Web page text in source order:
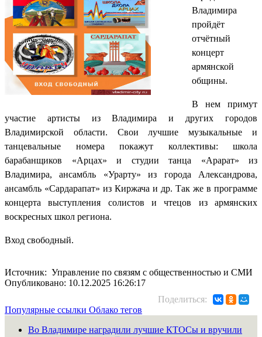
Владимира
пройдёт
отчётный
концерт
армянской
общины.
В нем примут
участие артисты из Владимира и других городов
Владимирской области. Свои лучшие музыкальные и
танцевальные номера покажут коллективы: школа
барабанщиков «Арцах» и студии танца «Арарат» из
Владимира, ансамбль «Урарту» из города Александрова,
ансамбль «Сардарапат» из Киржача и др. Так же в программе
концерта выступления солистов и чтецов из армянских
воскресных школ региона.
Вход свободный.
Источник: Управление по связям с общественностью и СМИ
Опубликовано: 10.12.2025 16:26:17
Поделиться:
Популярные ссылки Облако тегов
Во Владимире наградили лучшие КТОСы и вручили